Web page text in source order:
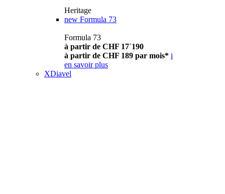
Heritage
new Formula 73
Formula 73
à partir de CHF 17´190
à partir de CHF 189 par mois* i
en savoir plus
XDiavel